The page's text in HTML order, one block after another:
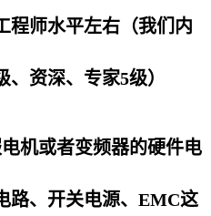
程师水平左右（我们内
资深、专家5级）
机或者变频器的硬件电
路、开关电源、EMC这